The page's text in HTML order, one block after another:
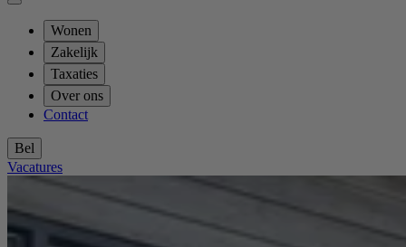
Wonen
Zakelijk
Taxaties
Over ons
Contact
Bel
Vacatures